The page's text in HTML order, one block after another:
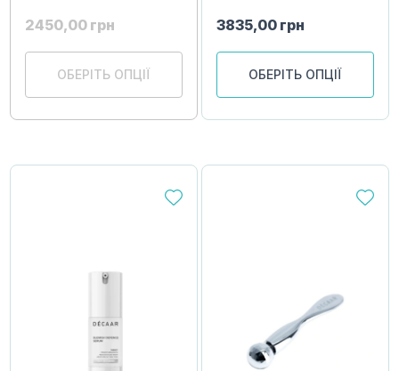
2450,00 грн
ОБЕРІТЬ ОПЦІЇ
3835,00 грн
ОБЕРІТЬ ОПЦІЇ